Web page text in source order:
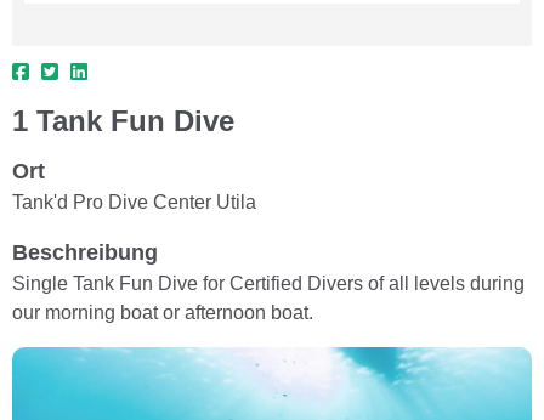
1 Tank Fun Dive
Ort
Tank'd Pro Dive Center Utila
Beschreibung
Single Tank Fun Dive for Certified Divers of all levels during
our morning boat or afternoon boat.